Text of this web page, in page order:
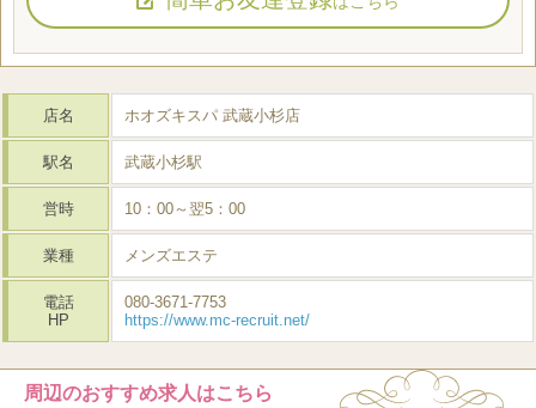
店名 ホオズキスパ 武蔵小杉店
駅名 武蔵小杉駅
営時 10：00～翌5：00
業種 メンズエステ
電話
HP
080-3671-7753
https://www.mc-recruit.net/
周辺のおすすめ求人はこちら